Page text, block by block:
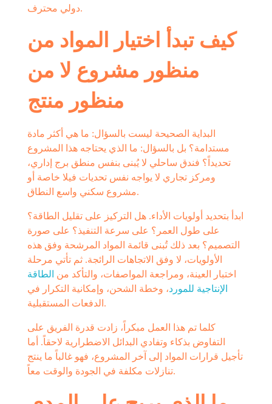
دولي محترف.
كيف تبدأ اختيار المواد من
منظور مشروع لا من
منظور منتج
البداية الصحيحة ليست بالسؤال: ما هي أكثر مادة
مستدامة؟ بل بالسؤال: ما الذي يحتاجه هذا المشروع
تحديداً؟ فندق ساحلي لا يُبنى بنفس منطق برج إداري،
ومركز تجاري لا يواجه نفس تحديات فيلا خاصة أو
مشروع سكني واسع النطاق.
ابدأ بتحديد أولويات الأداء. هل التركيز على تقليل الطاقة؟
على طول العمر؟ على سرعة التنفيذ؟ على صورة
التصميم؟ بعد ذلك تُبنى قائمة المواد المرشحة وفق هذه
الأولويات، لا وفق الاتجاهات الرائجة. ثم تأتي مرحلة
اختبار العينة، ومراجعة المواصفات، والتأكد من الطاقة
الإنتاجية للمورد، وخطة الشحن، وإمكانية التكرار في
الدفعات المستقبلية.
كلما تم هذا العمل مبكراً، زادت قدرة الفريق على
التفاوض بذكاء وتفادي البدائل الاضطرارية لاحقاً. أما
تأجيل قرارات المواد إلى آخر المشروع، فهو غالباً ما ينتج
تنازلات مكلفة في الجودة والوقت معاً.